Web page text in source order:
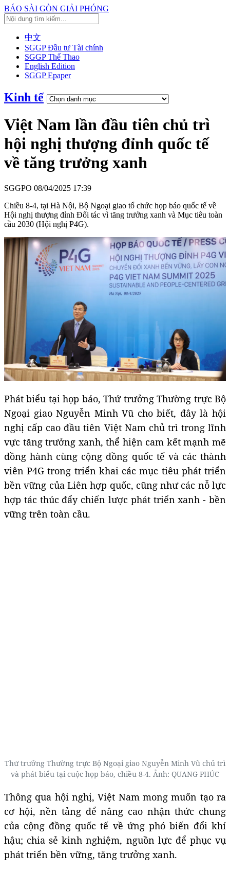
BÁO SÀI GÒN GIẢI PHÓNG
中文
SGGP Đầu tư Tài chính
SGGP Thể Thao
English Edition
SGGP Epaper
Kinh tế
Việt Nam lần đầu tiên chủ trì
hội nghị thượng đỉnh quốc tế
về tăng trưởng xanh
SGGPO 08/04/2025 17:39
Chiều 8-4, tại Hà Nội, Bộ Ngoại giao tổ chức họp báo quốc tế về
Hội nghị thượng đỉnh Đối tác vì tăng trưởng xanh và Mục tiêu toàn
cầu 2030 (Hội nghị P4G).
Phát biểu tại họp báo, Thứ trưởng Thường trực Bộ
Ngoại giao Nguyễn Minh Vũ cho biết, đây là hội
nghị cấp cao đầu tiên Việt Nam chủ trì trong lĩnh
vực tăng trưởng xanh, thể hiện cam kết mạnh mẽ
đồng hành cùng cộng đồng quốc tế và các thành
viên P4G trong triển khai các mục tiêu phát triển
bền vững của Liên hợp quốc, cũng như các nỗ lực
hợp tác thúc đẩy chiến lược phát triển xanh - bền
vững trên toàn cầu.
Thứ trưởng Thường trực Bộ Ngoại giao Nguyễn Minh Vũ chủ trì
và phát biểu tại cuộc họp báo, chiều 8-4. Ảnh: QUANG PHÚC
Thông qua hội nghị, Việt Nam mong muốn tạo ra
cơ hội, nền tảng để nâng cao nhận thức chung
của cộng đồng quốc tế về ứng phó biến đổi khí
hậu; chia sẻ kinh nghiệm, nguồn lực để phục vụ
phát triển bền vững, tăng trưởng xanh.